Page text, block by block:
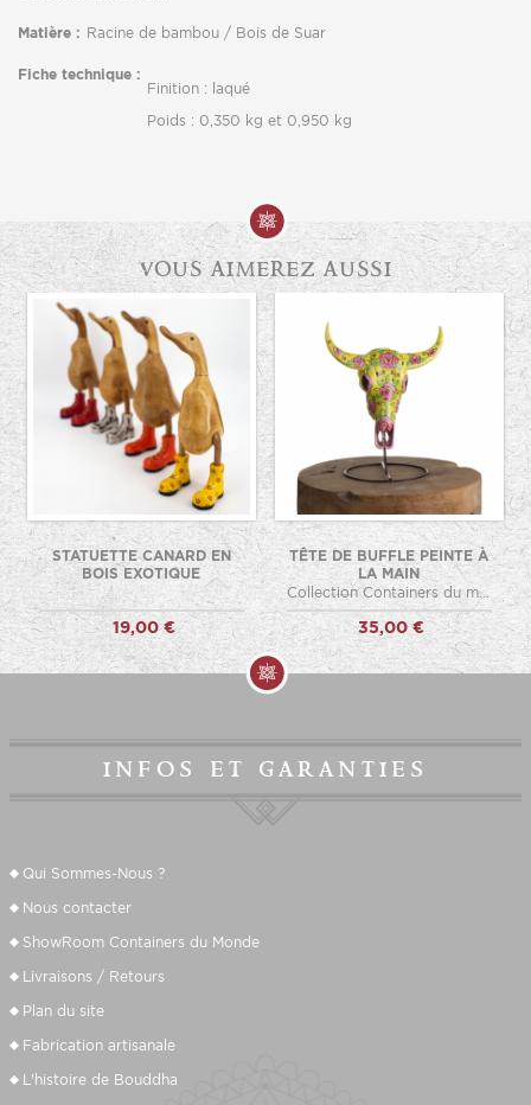
Matière : Racine de bambou / Bois de Suar
Fiche technique :
Finition : laqué
Poids : 0,350 kg et 0,950 kg
vous aimerez aussi
STATUETTE CANARD EN
BOIS EXOTIQUE
19,00 €
TÊTE DE BUFFLE PEINTE À
LA MAIN
Collection Containers du monde
35,00 €
infos et garanties
Qui Sommes-Nous ?
Nous contacter
ShowRoom Containers du Monde
Livraisons / Retours
Plan du site
Fabrication artisanale
L'histoire de Bouddha